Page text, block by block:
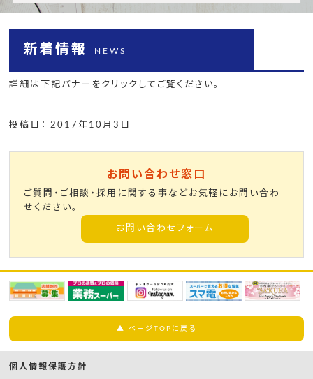
新着情報 NEWS
詳細は下記バナーをクリックしてご覧ください。
投稿日： 2017年10月3日
お問い合わせ窓口
ご質問・ご相談・採用に関する事などお気軽にお問い合わ
せください。
お問い合わせフォーム
▲ ページTOPに戻る
個人情報保護方針